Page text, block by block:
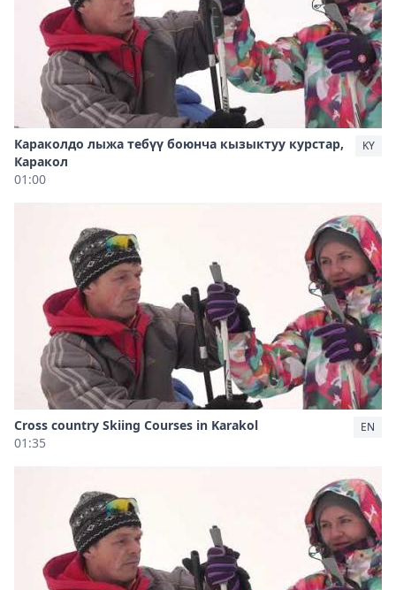
Караколдо лыжа тебүү боюнча кызыктуу курстар,
Каракол
01:00
KY
Cross country Skiing Courses in Karakol
01:35
EN